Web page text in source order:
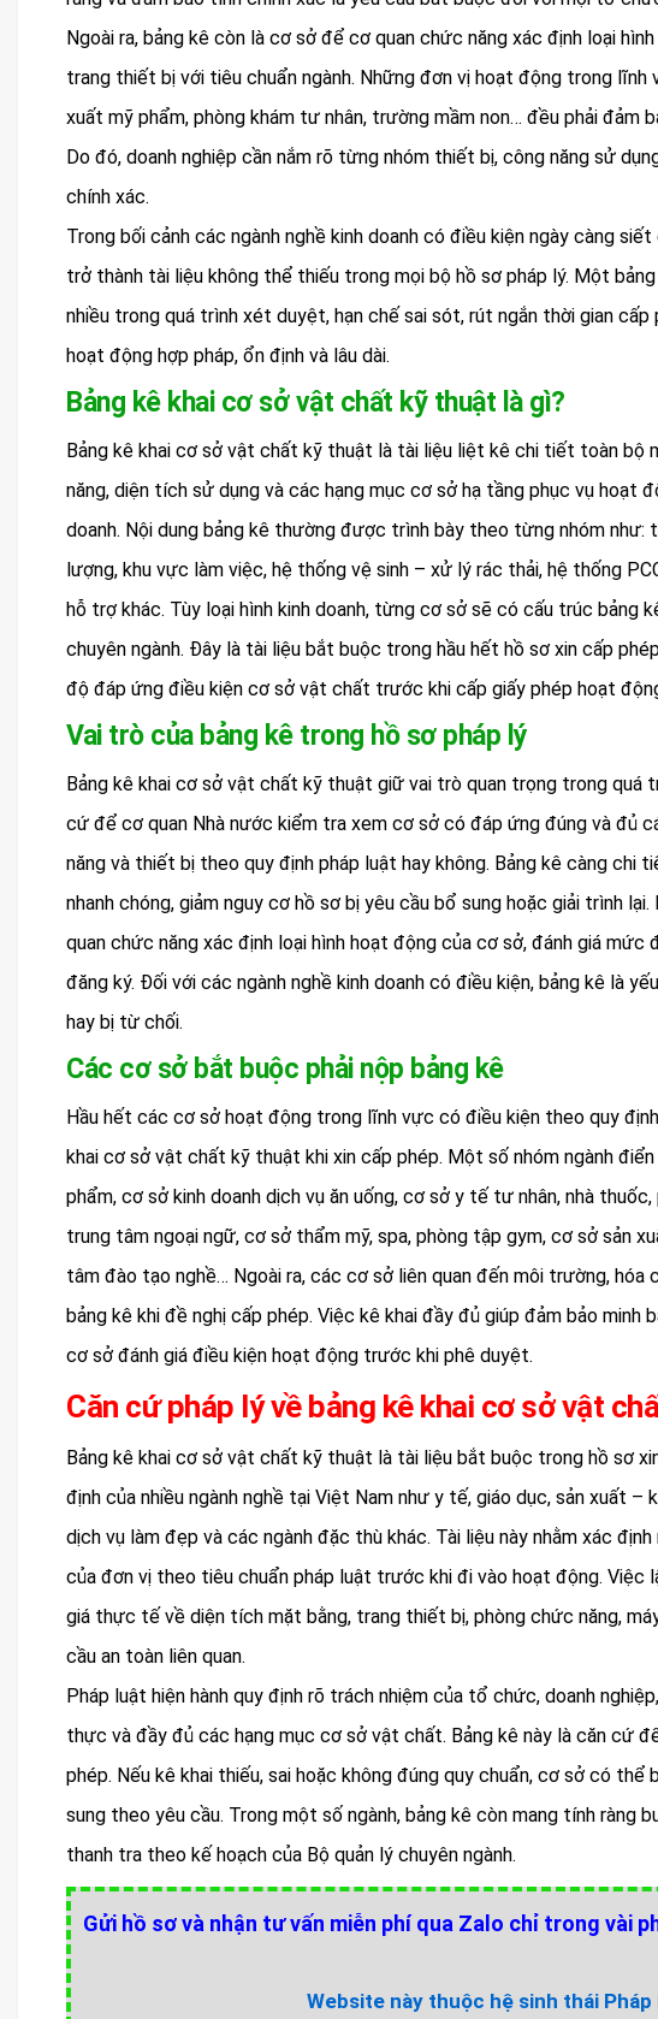
Ngoài ra, bảng kê còn là cơ sở để cơ quan chức năng xác định loại
trang thiết bị với tiêu chuẩn ngành. Những đơn vị hoạt động trong
xuất mỹ phẩm, phòng khám tư nhân, trường mầm non… đều phải đảm
Do đó, doanh nghiệp cần nắm rõ từng nhóm thiết bị, công năng sử
chính xác.
Trong bối cảnh các ngành nghề kinh doanh có điều kiện ngày càng
trở thành tài liệu không thể thiếu trong mọi bộ hồ sơ pháp lý. Một
nhiều trong quá trình xét duyệt, hạn chế sai sót, rút ngắn thời gian cấp
hoạt động hợp pháp, ổn định và lâu dài.
Bảng kê khai cơ sở vật chất kỹ thuật là gì?
Bảng kê khai cơ sở vật chất kỹ thuật là tài liệu liệt kê chi tiết toàn bộ
năng, diện tích sử dụng và các hạng mục cơ sở hạ tầng phục vụ hoạt
doanh. Nội dung bảng kê thường được trình bày theo từng nhóm
lượng, khu vực làm việc, hệ thống vệ sinh – xử lý rác thải, hệ thống
hỗ trợ khác. Tùy loại hình kinh doanh, từng cơ sở sẽ có cấu trúc bảng
chuyên ngành. Đây là tài liệu bắt buộc trong hầu hết hồ sơ xin cấp
độ đáp ứng điều kiện cơ sở vật chất trước khi cấp giấy phép hoạt
Vai trò của bảng kê trong hồ sơ pháp lý
Bảng kê khai cơ sở vật chất kỹ thuật giữ vai trò quan trọng trong quá
cứ để cơ quan Nhà nước kiểm tra xem cơ sở có đáp ứng đúng và đủ
năng và thiết bị theo quy định pháp luật hay không. Bảng kê càng
nhanh chóng, giảm nguy cơ hồ sơ bị yêu cầu bổ sung hoặc giải trình
quan chức năng xác định loại hình hoạt động của cơ sở, đánh giá mức
đăng ký. Đối với các ngành nghề kinh doanh có điều kiện, bảng kê là
hay bị từ chối.
Các cơ sở bắt buộc phải nộp bảng kê
Hầu hết các cơ sở hoạt động trong lĩnh vực có điều kiện theo quy
khai cơ sở vật chất kỹ thuật khi xin cấp phép. Một số nhóm ngành
phẩm, cơ sở kinh doanh dịch vụ ăn uống, cơ sở y tế tư nhân, nhà
trung tâm ngoại ngữ, cơ sở thẩm mỹ, spa, phòng tập gym, cơ sở sản
tâm đào tạo nghề… Ngoài ra, các cơ sở liên quan đến môi trường, hóa
bảng kê khi đề nghị cấp phép. Việc kê khai đầy đủ giúp đảm bảo minh
cơ sở đánh giá điều kiện hoạt động trước khi phê duyệt.
Căn cứ pháp lý về bảng kê khai cơ sở vật
Bảng kê khai cơ sở vật chất kỹ thuật là tài liệu bắt buộc trong hồ sơ
định của nhiều ngành nghề tại Việt Nam như y tế, giáo dục, sản xuất –
dịch vụ làm đẹp và các ngành đặc thù khác. Tài liệu này nhằm xác
của đơn vị theo tiêu chuẩn pháp luật trước khi đi vào hoạt động. Việc
giá thực tế về diện tích mặt bằng, trang thiết bị, phòng chức năng,
cầu an toàn liên quan.
Pháp luật hiện hành quy định rõ trách nhiệm của tổ chức, doanh
thực và đầy đủ các hạng mục cơ sở vật chất. Bảng kê này là căn cứ
phép. Nếu kê khai thiếu, sai hoặc không đúng quy chuẩn, cơ sở có
sung theo yêu cầu. Trong một số ngành, bảng kê còn mang tính ràng
thanh tra theo kế hoạch của Bộ quản lý chuyên ngành.
Gửi hồ sơ và nhận tư vấn miễn phí qua Zalo chỉ trong vài
Website này thuộc hệ sinh thái Pháp